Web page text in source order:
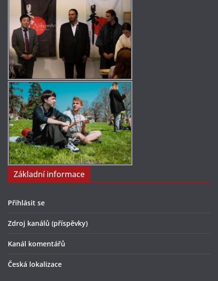
Základní informace
Přihlásit se
Zdroj kanálů (příspěvky)
Kanál komentářů
Česká lokalizace